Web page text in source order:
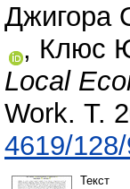
Джигора
, Клюс
Local
Work. Т.
4619/
Текст